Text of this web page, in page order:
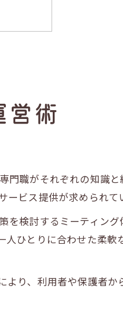
術
イント
践
る理由
み
工夫
術
門職がそれぞれの知識
ビス提供が求められて
を検討するミーティン
ひとりに合わせた柔軟
より、利用者や保護者か